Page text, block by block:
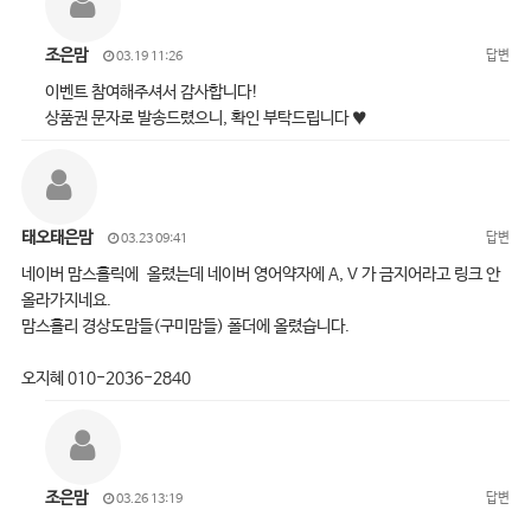
조은맘 03.19 11:26 답변
이벤트 참여해주셔서 감사합니다!
상품권 문자로 발송드렸으니, 확인 부탁드립니다 ♥
태오태은맘 03.23 09:41 답변
네이버 맘스홀릭에 올렸는데 네이버 영어약자에 A, V 가 금지어라고 링크 안
올라가지네요.
맘스홀리 경상도맘들(구미맘들) 폴더에 올렸습니다.
오지혜 010-2036-2840
조은맘 03.26 13:19 답변